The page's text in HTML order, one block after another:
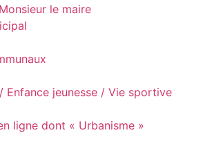
le maire
Enfance jeunesse / Vie sportive
ligne dont « Urbanisme »